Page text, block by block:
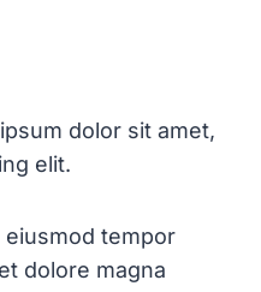
dolor sit amet,
elit.
eiusmod tempor
dolore magna